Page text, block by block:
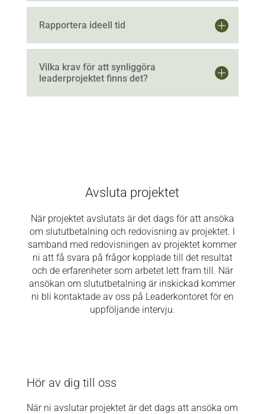
Rapportera ideell tid
Vilka krav för att synliggöra
leaderprojektet finns det?
Avsluta projektet
När projektet avslutats är det dags för att ansöka
om slututbetalning och redovisning av projektet. I
samband med redovisningen av projektet kommer
ni att få svara på frågor kopplade till det resultat
och de erfarenheter som arbetet lett fram till. När
ansökan om slututbetalning är inskickad kommer
ni bli kontaktade av oss på Leaderkontoret för en
uppföljande intervju.
Hör av dig till oss
När ni avslutar projektet är det dags att ansöka om